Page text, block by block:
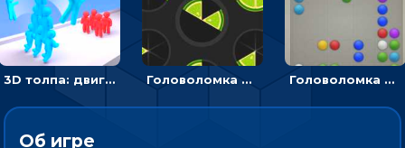
3D толпа: двигаться и собирать цветных человечков Головоломка Ломтики: уложи фрагменты и получи круг Головоломка Линии: собери шарики в ряд из 5
Об игре